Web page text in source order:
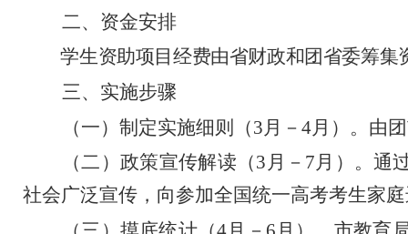
二、资金安排
学生资助项目经费由省财政和团省委筹集
三、实施步骤
（一）制定实施细则（3 月 － 4月）。 由
（二）政策宣传解读（3 月 － 7月）。通
社会广泛宣传，向参加全国统一高考考生家